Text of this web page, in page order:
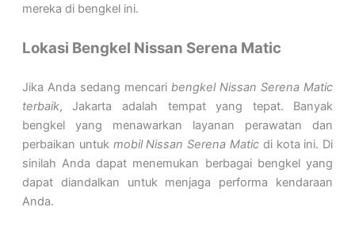
mereka di bengkel ini.
Lokasi Bengkel Nissan Serena Matic
Jika Anda sedang mencaribengkel Nissan Serena Matic
terbaik, Jakarta adalah tempat yang tepat. Banyak
bengkel yang menawarkan layanan perawatan dan
perbaikan untuk mobil Nissan Serena Maticdi kota ini. Di
sinilah Anda dapat menemukan berbagai bengkel yang
dapat diandalkan untuk menjaga performa kendaraan
Anda.